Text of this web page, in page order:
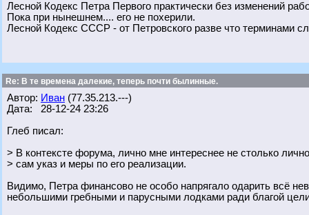
Лесной Кодекс Петра Первого практически без изменений
Пока при нынешнем.... его не похерили.
Лесной Кодекс СССР - от Петровского разве что терминами
Re: В те времена далекие, теперь почти былинные.
Автор: Иван (77.35.213.---)
Дата: 28-12-24 23:26
Глеб писал:
> В контексте форума, лично мне интереснее не столько
> сам указ и меры по его реализации.
Видимо, Петра финансово не особо напрягало одарить всё
небольшими гребными и парусными лодками ради благой